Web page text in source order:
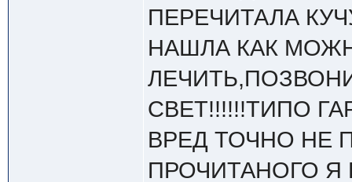
ПЕРЕЧИТАЛА
НАШЛА КАК
СВЕТ!!!!!!ТИПО
ВРЕД ТОЧНО НЕ
ПРОЧИТАНОГО Я